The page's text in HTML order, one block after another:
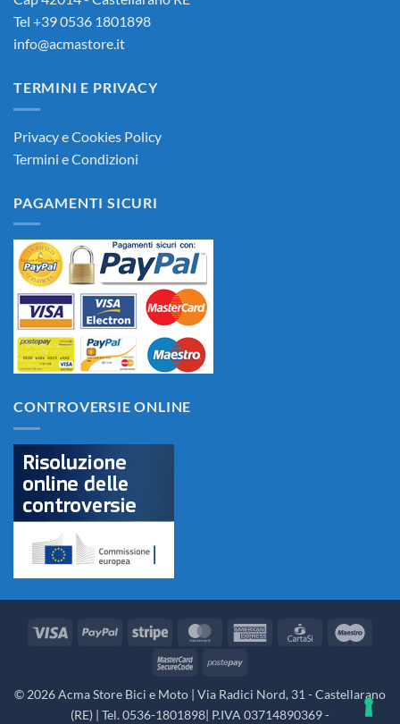
Tel +39 0536 1801898
info@acmastore.it
TERMINI E PRIVACY
Privacy e Cookies Policy
Termini e Condizioni
PAGAMENTI SICURI
CONTROVERSIE ONLINE
Visa PayPal Stripe MasterCardAmerican
CartaSi
MasterCardPostepay
© 2026 Acma Store Bici e Moto | Via Radici Nord, 31 - Castellarano
(RE) | Tel. 0536-1801898| P.IVA 03714890369 -